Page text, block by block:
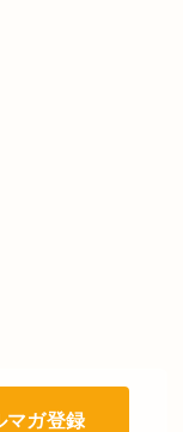
マガ登録